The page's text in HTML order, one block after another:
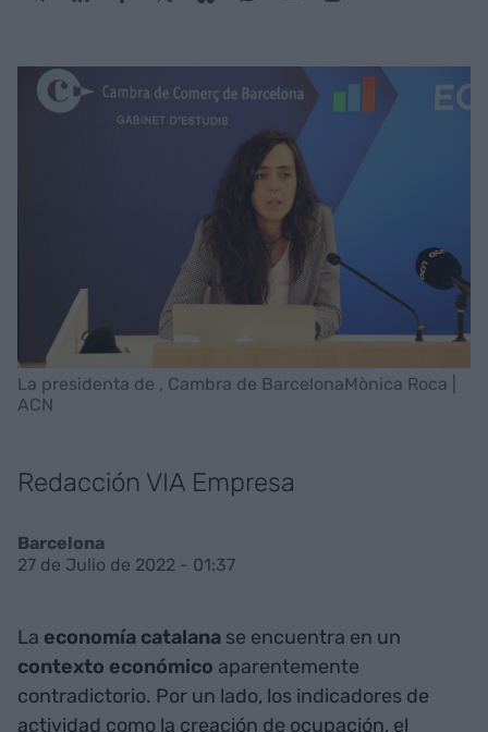
La presidenta de , Cambra de BarcelonaMònica Roca |
ACN
Redacción VIA Empresa
Barcelona
27 de Julio de 2022 - 01:37
La economía catalana se encuentra en un
contexto económico aparentemente
contradictorio. Por un lado, los indicadores de
actividad como la creación de ocupación, el